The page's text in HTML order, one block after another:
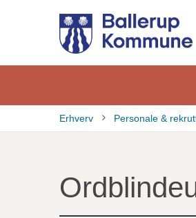
hovedindhold
Erhverv Personale &